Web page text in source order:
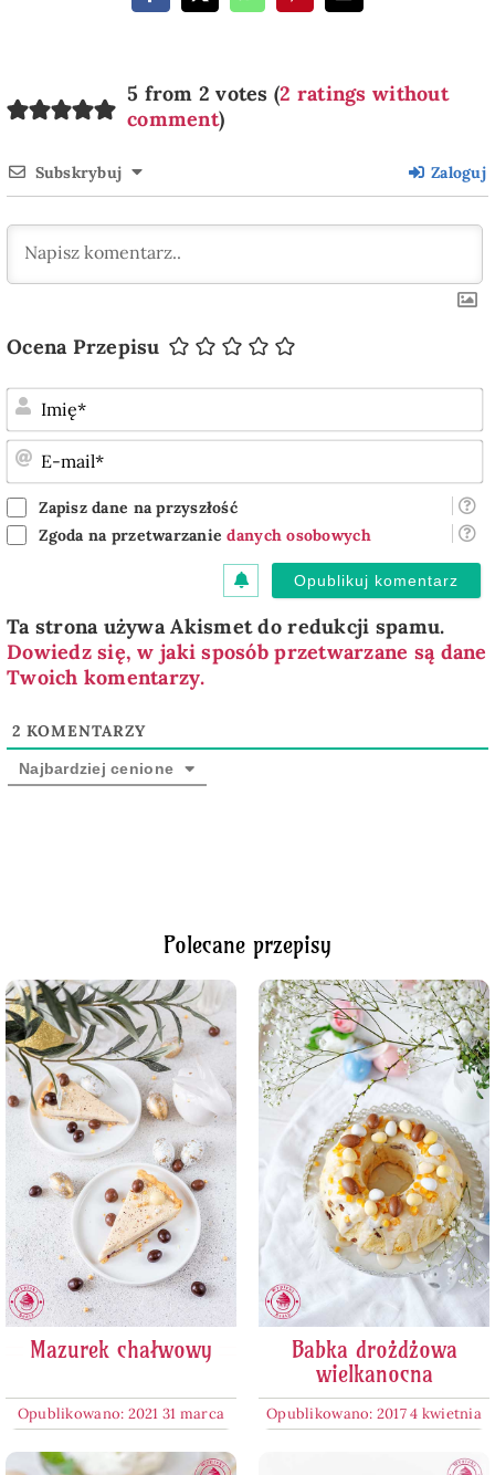
5 from 2 votes (2 ratings without
comment)
Subskrybuj Zaloguj
Ocena Przepisu
Zapisz dane na przyszłość
Zgoda na przetwarzaniedanych osobowych
Ta strona używa Akismet do redukcji spamu.
Dowiedz się, w jaki sposób przetwarzane są dane
Twoich komentarzy.
2 KOMENTARZY
Najbardziej cenione
Polecane przepisy
Mazurek chałwowy
Opublikowano: 2021 31 marca
Babka drożdżowa
wielkanocna
Opublikowano: 2017 4 kwietnia